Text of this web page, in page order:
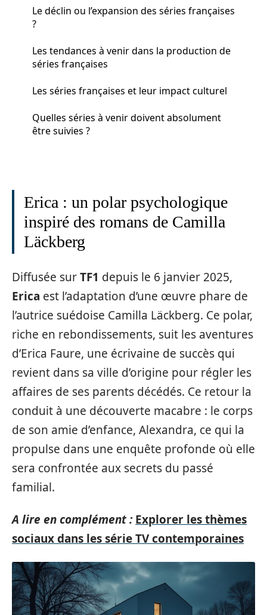
Le déclin ou l’expansion des séries françaises
?
Les tendances à venir dans la production de
séries françaises
Les séries françaises et leur impact culturel
Quelles séries à venir doivent absolument
être suivies ?
Erica : un polar psychologique
inspiré des romans de Camilla
Läckberg
Diffusée surTF1 depuis le 6 janvier 2025,
Erica est l’adaptation d’une œuvre phare de
l’autrice suédoise Camilla Läckberg. Ce polar,
riche en rebondissements, suit les aventures
d’Erica Faure, une écrivaine de succès qui
revient dans sa ville d’origine pour régler les
affaires de ses parents décédés. Ce retour la
conduit à une découverte macabre : le corps
de son amie d’enfance, Alexandra, ce qui la
propulse dans une enquête profonde où elle
sera confrontée aux secrets du passé
familial.
A lire en complément : Explorer les thèmes
sociaux dans les série TV contemporaines